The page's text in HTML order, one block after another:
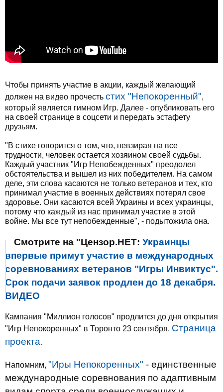
Чтобы принять участие в акции, каждый желающий
должен на видео прочесть стих "Непокоренный",
который является гимном Игр. Далее - опубликовать его
на своей странице в соцсети и передать эстафету
друзьям.
"В стихе говорится о том, что, невзирая на все
трудности, человек остается хозяином своей судьбы.
Каждый участник "Игр Непобежденных" преодолел
обстоятельства и вышел из них победителем. На самом
деле, эти слова касаются не только ветеранов и тех, кто
принимал участие в военных действиях потерял свое
здоровье. Они касаются всей Украины и всех украинцы,
потому что каждый из нас принимал участие в этой
войне. Мы все тут непобежденные", - подытожила она.
Смотрите на "Цензор.НЕТ: Украинцы
впервые примут участие в международных
соревнованиях ветеранов "Игры Инвиктус".
Срок подачи заявок продлен до 18 декабря.
ВИДЕО
Кампания "Миллион голосов" продлится до дня открытия
"Игр Непокоренных" в Торонто 23 сентября. Страница
проекта.
Напомним, "Иры Непокоренных" - единственные
международные соревнования по адаптивным